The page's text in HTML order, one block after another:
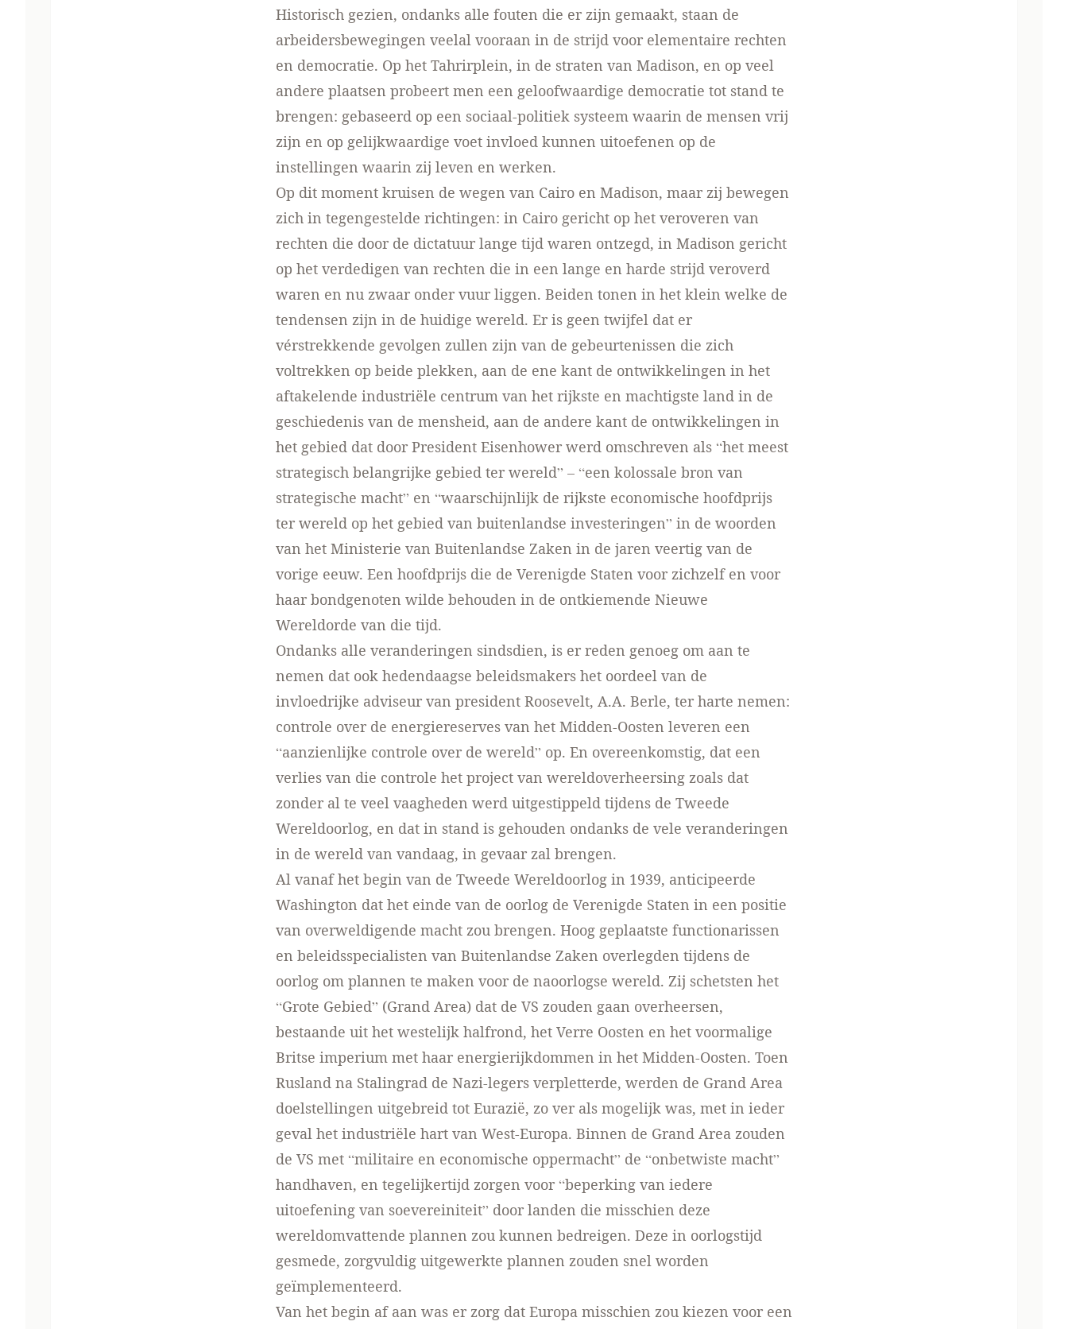
Historisch gezien, ondanks alle fouten die er zijn gemaakt, staan de
arbeidersbewegingen veelal vooraan in de strijd voor elementaire rechten
en democratie. Op het Tahrirplein, in de straten van Madison, en op veel
andere plaatsen probeert men een geloofwaardige democratie tot stand te
brengen: gebaseerd op een sociaal-politiek systeem waarin de mensen vrij
zijn en op gelijkwaardige voet invloed kunnen uitoefenen op de
instellingen waarin zij leven en werken.
Op dit moment kruisen de wegen van Cairo en Madison, maar zij bewegen
zich in tegengestelde richtingen: in Cairo gericht op het veroveren van
rechten die door de dictatuur lange tijd waren ontzegd, in Madison gericht
op het verdedigen van rechten die in een lange en harde strijd veroverd
waren en nu zwaar onder vuur liggen. Beiden tonen in het klein welke de
tendensen zijn in de huidige wereld. Er is geen twijfel dat er
vérstrekkende gevolgen zullen zijn van de gebeurtenissen die zich
voltrekken op beide plekken, aan de ene kant de ontwikkelingen in het
aftakelende industriële centrum van het rijkste en machtigste land in de
geschiedenis van de mensheid, aan de andere kant de ontwikkelingen in
het gebied dat door President Eisenhower werd omschreven als “het meest
strategisch belangrijke gebied ter wereld” – “een kolossale bron van
strategische macht” en “waarschijnlijk de rijkste economische hoofdprijs
ter wereld op het gebied van buitenlandse investeringen” in de woorden
van het Ministerie van Buitenlandse Zaken in de jaren veertig van de
vorige eeuw. Een hoofdprijs die de Verenigde Staten voor zichzelf en voor
haar bondgenoten wilde behouden in de ontkiemende Nieuwe
Wereldorde van die tijd.
Ondanks alle veranderingen sindsdien, is er reden genoeg om aan te
nemen dat ook hedendaagse beleidsmakers het oordeel van de
invloedrijke adviseur van president Roosevelt, A.A. Berle, ter harte nemen:
controle over de energiereserves van het Midden-Oosten leveren een
“aanzienlijke controle over de wereld” op. En overeenkomstig, dat een
verlies van die controle het project van wereldoverheersing zoals dat
zonder al te veel vaagheden werd uitgestippeld tijdens de Tweede
Wereldoorlog, en dat in stand is gehouden ondanks de vele veranderingen
in de wereld van vandaag, in gevaar zal brengen.
Al vanaf het begin van de Tweede Wereldoorlog in 1939, anticipeerde
Washington dat het einde van de oorlog de Verenigde Staten in een positie
van overweldigende macht zou brengen. Hoog geplaatste functionarissen
en beleidsspecialisten van Buitenlandse Zaken overlegden tijdens de
oorlog om plannen te maken voor de naoorlogse wereld. Zij schetsten het
“Grote Gebied” (Grand Area) dat de VS zouden gaan overheersen,
bestaande uit het westelijk halfrond, het Verre Oosten en het voormalige
Britse imperium met haar energierijkdommen in het Midden-Oosten. Toen
Rusland na Stalingrad de Nazi-legers verpletterde, werden de Grand Area
doelstellingen uitgebreid tot Eurazië, zo ver als mogelijk was, met in ieder
geval het industriële hart van West-Europa. Binnen de Grand Area zouden
de VS met “militaire en economische oppermacht” de “onbetwiste macht”
handhaven, en tegelijkertijd zorgen voor “beperking van iedere
uitoefening van soevereiniteit” door landen die misschien deze
wereldomvattende plannen zou kunnen bedreigen. Deze in oorlogstijd
gesmede, zorgvuldig uitgewerkte plannen zouden snel worden
geïmplementeerd.
Van het begin af aan was er zorg dat Europa misschien zou kiezen voor een